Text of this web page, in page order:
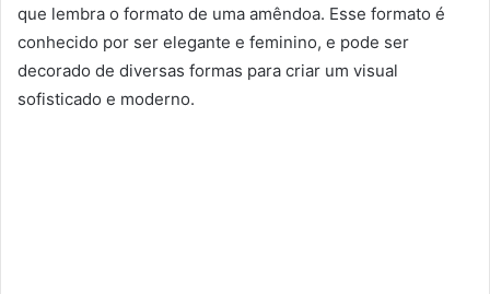
que lembra o formato de uma amêndoa. Esse formato é
conhecido por ser elegante e feminino, e pode ser
decorado de diversas formas para criar um visual
sofisticado e moderno.